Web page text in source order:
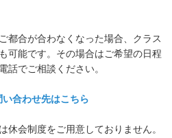
都合が合わなくなった場合、クラス
可能です。その場合はご希望の日程
話でご相談ください。
合わせ先はこちら
休会制度をご用意しておりません。